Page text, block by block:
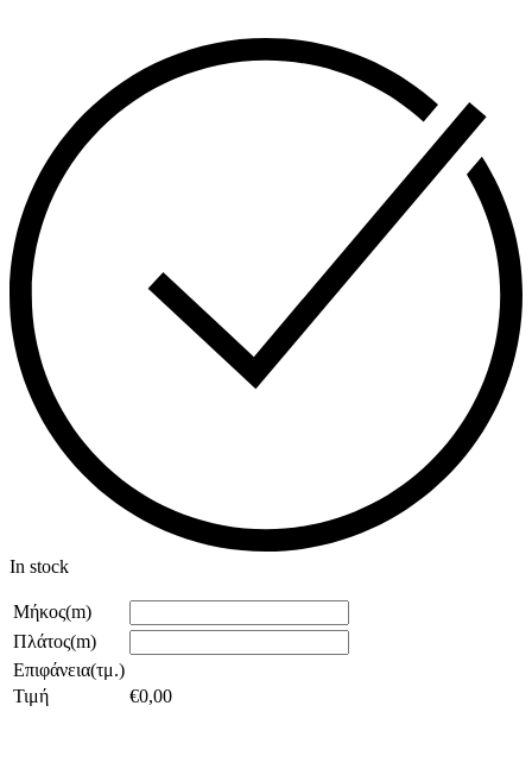
In stock
Μήκος(m)
Πλάτος(m)
Επιφάνεια(τμ.)
Τιμή
€0,00